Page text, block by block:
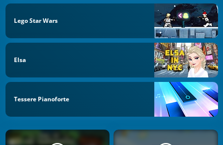
Lego Star Wars
Elsa
Tessere Pianoforte